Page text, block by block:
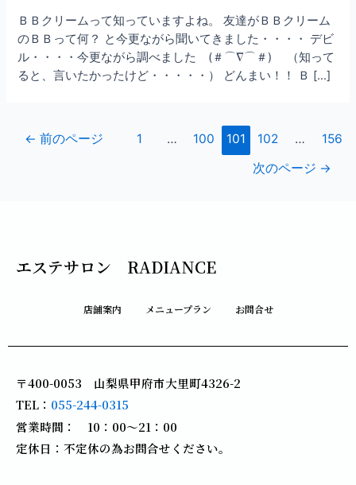
ＢＢクリームって知っていますよね。 友達がＢＢクリーム
のＢＢって何？ と今更ながら聞いてきました・・・・ デビ
ル・・・・今更ながら調べました (＃⌒∇⌒＃)ゞ （知って
ると、言いたかったけど・・・・・） どんまい！！ Ｂ […]
← 前のページ 1 … 100 101 102 …
156
次のページ →
エステサロン RADIANCE
店舗案内 メニュープラン お問合せ
〒400-0053 山梨県甲府市大里町4326-2
TEL： 055-244-0315
営業時間： 10：00～21：00
定休日：不定休の為お問合せください。